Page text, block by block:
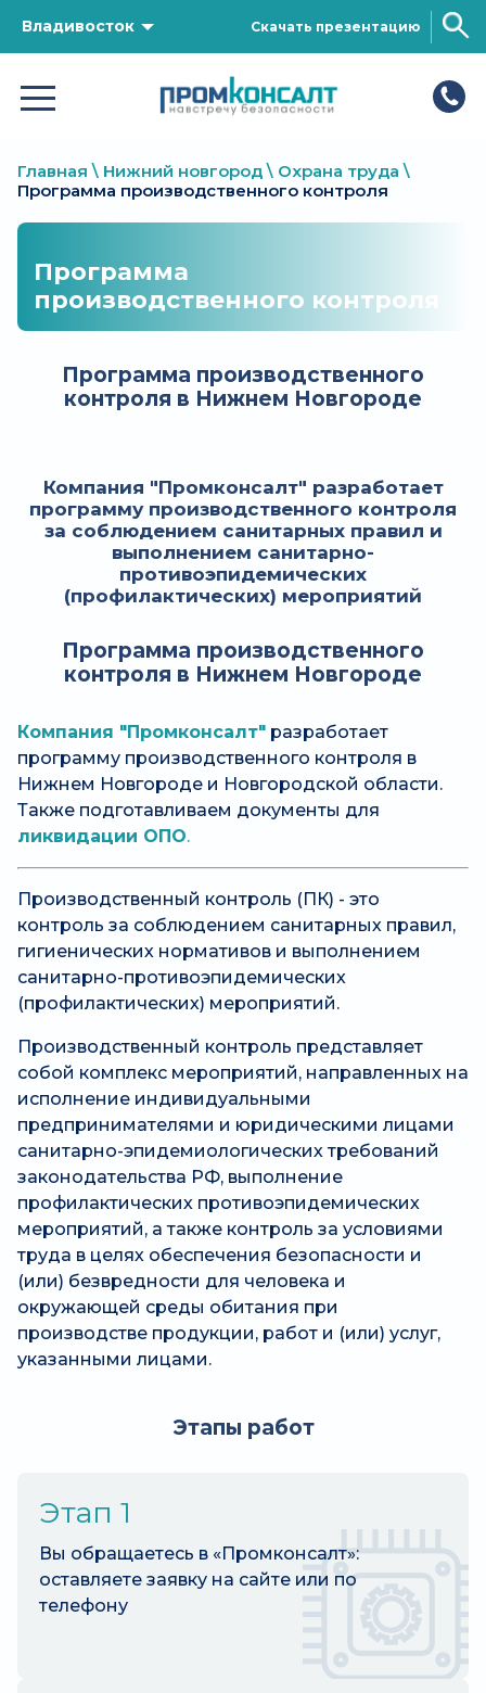
Владивосток Скачать презентацию
Главная \ Нижний новгород \ Охрана труда \
Программа производственного контроля
Программа
производственного контроля
Программа производственного
контроля в Нижнем Новгороде
Компания "Промконсалт" разработает
программу производственного контроля
за соблюдением санитарных правил и
выполнением санитарно-
противоэпидемических
(профилактических) мероприятий
Программа производственного
контроля в Нижнем Новгороде
Компания "Промконсалт" разработает
программу производственного контроля в
Нижнем Новгороде и Новгородской области.
Также подготавливаем документы для
ликвидации ОПО.
Производственный контроль (ПК) - это
контроль за соблюдением санитарных правил,
гигиенических нормативов и выполнением
санитарно-противоэпидемических
(профилактических) мероприятий.
Производственный контроль представляет
собой комплекс мероприятий, направленных на
исполнение индивидуальными
предпринимателями и юридическими лицами
санитарно-эпидемиологических требований
законодательства РФ, выполнение
профилактических противоэпидемических
мероприятий, а также контроль за условиями
труда в целях обеспечения безопасности и
(или) безвредности для человека и
окружающей среды обитания при
производстве продукции, работ и (или) услуг,
указанными лицами.
Этапы работ
Этап 1
Вы обращаетесь в «Промконсалт»:
оставляете заявку на сайте или по
телефону